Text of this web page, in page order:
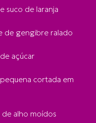
suco de laranja
de gengibre ralado
açúcar
cortada em
alho moídos